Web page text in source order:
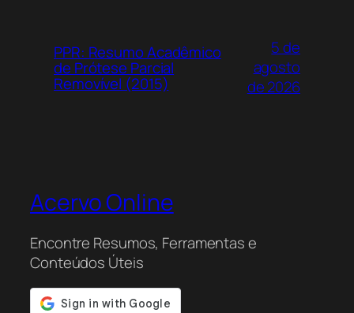
PPR: Resumo Acadêmico
de Prótese Parcial
Removível (2015)
5 de
agosto
de 2026
Acervo Online
Encontre Resumos, Ferramentas e
Conteúdos Úteis